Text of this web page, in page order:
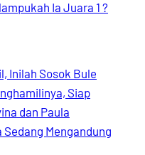
Ia Juara 1 ?
Inilah Sosok Bule
Siap
dan Paula
Mengandung